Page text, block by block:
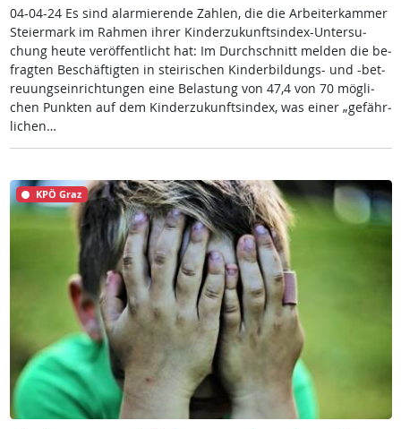
04-04-24 Es sind alar­mie­ren­de Zah­len, die die Ar­bei­ter­kam­mer
Stei­er­mark im Rah­men ih­rer Kin­der­zu­kunfts­in­dex-Un­ter­su­
chung heu­te ver­öf­f­ent­licht hat: Im Durch­schnitt mel­den die be­
frag­ten Be­schäf­tig­ten in stei­ri­schen Kin­der­bil­dungs- und -be­t­
reu­ung­s­ein­rich­tun­gen ei­ne Be­las­tung von 47,4 von 70 mög­li­
chen Punk­ten auf dem Kin­der­zu­kunfts­in­dex, was ei­ner „ge­fähr­
li­chen…
KPÖ Graz